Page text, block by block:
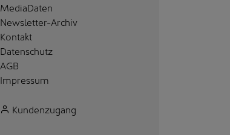
MediaDaten
Newsletter-Archiv
Kontakt
Datenschutz
AGB
Impressum
Kundenzugang